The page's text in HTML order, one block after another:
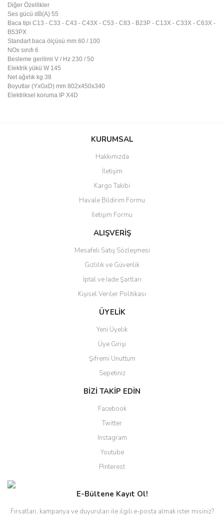
Diğer Özellikler
Ses gücü dB(A) 55
Baca tipi C13 - C33 - C43 - C43X - C53 - C83 - B23P - C13X - C33X - C63X -
B53PX
Standart baca ölçüsü mm 60 / 100
NOx sınıfı 6
Besleme gerilimi V / Hz 230 / 50
Elektrik yükü W 145
Net ağırlık kg 38
Boyutlar (YxGxD) mm 802x450x340
Elektriksel koruma IP X4D
Bu ürüne ilk yorumu siz yapın!
Yorum Yaz
Ürün resmi kalitesiz, bozuk veya görüntülenemiyor.
Ürün açıklamasında eksik bilgiler bulunuyor.
Ürün bilgilerinde hatalar bulunuyor.
Ürün fiyatı diğer sitelerden daha pahalı.
Bu ürüne benzer farklı alternatifler olmalı.
Gönder
KURUMSAL
Hakkımızda
İletişim
Kargo Takibi
Havale Bildirim Formu
İletişim Formu
ALIŞVERİŞ
Mesafeli Satış Sözleşmesi
Gizlilik ve Güvenlik
İptal ve İade Şartları
Kişisel Veriler Politikası
ÜYELİK
Yeni Üyelik
Üye Girişi
Şifremi Unuttum
Sepetiniz
BİZİ TAKİP EDİN
Facebook
Twitter
Instagram
Youtube
Pinterest
E-Bültene Kayıt Ol!
Fırsatları, kampanya ve duyuruları ile ilgili e-posta almak ister misiniz?